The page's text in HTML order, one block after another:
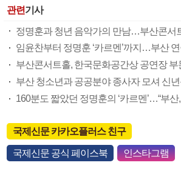
관련기사
정명훈과 청년 음악가의 만남…부산콘서
임윤찬부터 정명훈 ‘카르멘’까지…부산 연
부산콘서트홀, 한국문화공간상 공연장 부
부산 청소년과 공공분야 종사자 모셔 신년
국제신문 카카오플러스 친구
국제신문 공식 페이스북 인스타그램